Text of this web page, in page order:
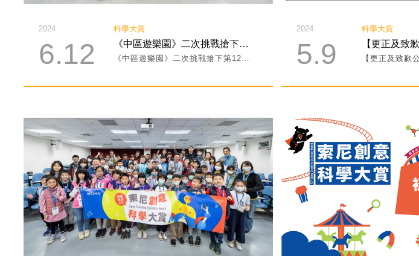
2024
6.12
科學大賞
《中區遊樂園》二次挑戰搶下第12屆索尼創意科學大賞年度冠軍！
2024
5.9
科學大賞